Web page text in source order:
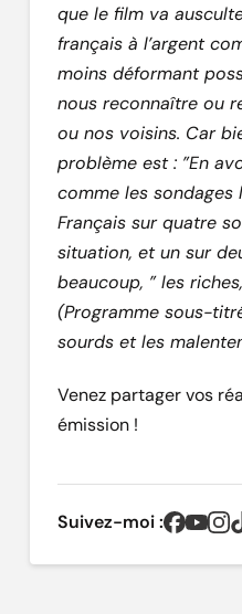
que le film va
français à l’argent
moins déformant
nous reconnaître ou
ou nos voisins. Car
problème est : ”En
comme les
Français sur quatre
situation, et un sur
beaucoup, ” les
(Programme sous-
sourds et les
Venez partager vos
émission !
Suivez-moi :